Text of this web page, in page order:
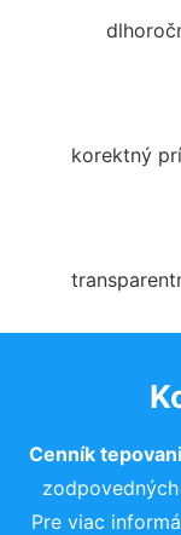
korektný
Cenník
Pre viac